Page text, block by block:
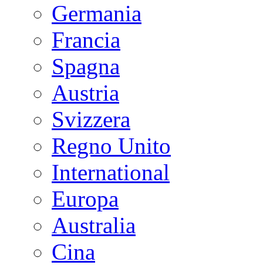
Germania
Francia
Spagna
Austria
Svizzera
Regno Unito
International
Europa
Australia
Cina